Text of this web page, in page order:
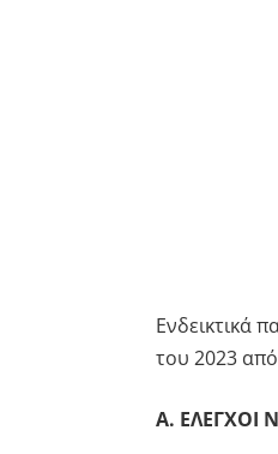
Ενδεικτικά
του 2023 από
Α. ΕΛΕΓΧΟΙ